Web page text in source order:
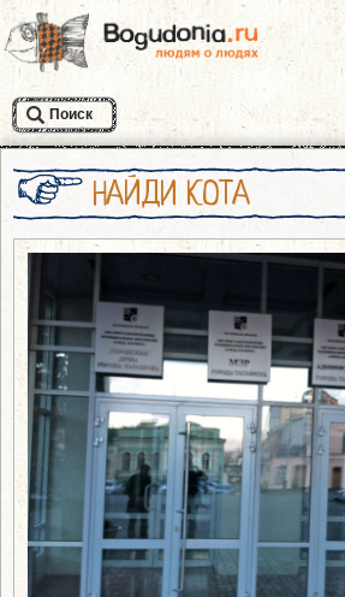
Поиск
НАЙДИ КОТА